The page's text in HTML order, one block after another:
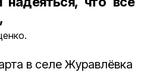
в селе Журавлёвка